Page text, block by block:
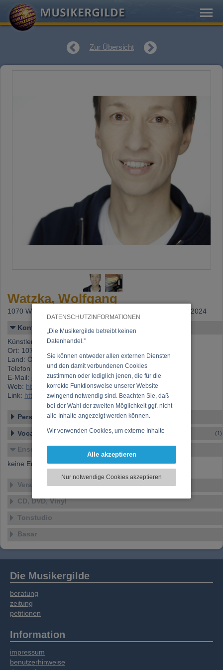
DATENSCHUTZINFORMATIONEN
„Die Musikergilde betreibt keinen
Datenhandel.”
Sie können entweder allen externen Diensten
und den damit verbundenen Cookies
zustimmen oder lediglich jenen, die für die
korrekte Funktionsweise unserer Website
zwingend notwendig sind. Beachten Sie, daß
bei der Wahl der zweiten Möglichkeit ggf. nicht
alle Inhalte angezeigt werden können.
Wir verwenden Cookies, um externe Inhalte
Funktionen für soziale Medien anbieten zu
zu analysieren. Dabei werden ggf.
Informationen zu Ihrer Verwendung unserer
soziale Medien, Werbung und Analysen
Informationen möglicherweise mit weiteren
Dienste gesammelt haben.
Alle akzeptieren
Nur notwendige Cookies akzeptieren
Zur Übersicht
Watzka, Wolfgang
1070 Wien, Beitritt: 03.08.2009, letzte Änderung: 09.07.2024
Kontakt
Künstlername: Watzka, Wolfgang
Ort: 1070 Wien
Land: Österreich
Telefon 1: +43 (0)676 303 56 91
E-Mail:
office@GesangsStudio.at
Web: http://www.GesangsStudio.at
Link: https://www.musikergilde.at/mitglied/2910.htm
Personen-Details
Vocal – Instrumental – Komposition... (1)
Ensembles
keine Ensembles verfügbar
Veranstaltungen
CD, DVD, Vinyl
Tonstudio
Basar
Die Musikergilde
beratung
zeitung
petitionen
Information
impressum
benutzerhinweise